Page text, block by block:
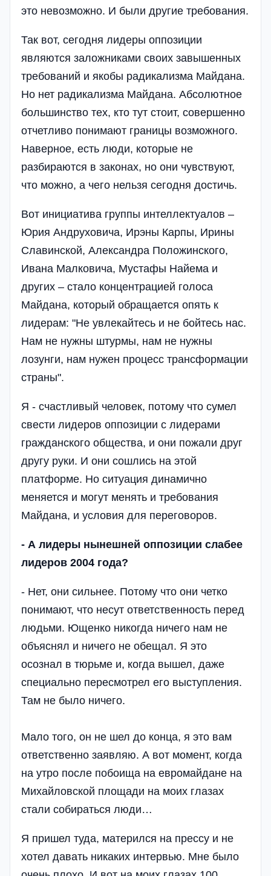
это невозможно. И были другие требования.
Так вот, сегодня лидеры оппозиции
являются заложниками своих завышенных
требований и якобы радикализма Майдана.
Но нет радикализма Майдана. Абсолютное
большинство тех, кто тут стоит, совершенно
отчетливо понимают границы возможного.
Наверное, есть люди, которые не
разбираются в законах, но они чувствуют,
что можно, а чего нельзя сегодня достичь.
Вот инициатива группы интеллектуалов –
Юрия Андруховича, Ирэны Карпы, Ирины
Славинской, Александра Положинского,
Ивана Малковича, Мустафы Найема и
других – стало концентрацией голоса
Майдана, который обращается опять к
лидерам: "Не увлекайтесь и не бойтесь нас.
Нам не нужны штурмы, нам не нужны
лозунги, нам нужен процесс трансформации
страны".
Я - счастливый человек, потому что сумел
свести лидеров оппозиции с лидерами
гражданского общества, и они пожали друг
другу руки. И они сошлись на этой
платформе. Но ситуация динамично
меняется и могут менять и требования
Майдана, и условия для переговоров.
- А лидеры нынешней оппозиции слабее
лидеров 2004 года?
- Нет, они сильнее. Потому что они четко
понимают, что несут ответственность перед
людьми. Ющенко никогда ничего нам не
объяснял и ничего не обещал. Я это
осознал в тюрьме и, когда вышел, даже
специально пересмотрел его выступления.
Там не было ничего.
Мало того, он не шел до конца, я это вам
ответственно заявляю. А вот момент, когда
на утро после побоища на евромайдане на
Михайловской площади на моих глазах
стали собираться люди…
Я пришел туда, матерился на прессу и не
хотел давать никаких интервью. Мне было